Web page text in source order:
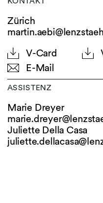
Zürich
V-Card
E-Mail
ASSISTENZ
Marie Dreyer
marie.dreyer@
Juliette Della Casa
juliette.dellacasa@